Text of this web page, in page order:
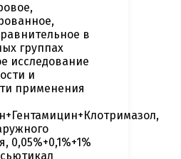
в
группах
исследование
и
применения
0,05%+0,1%+1%